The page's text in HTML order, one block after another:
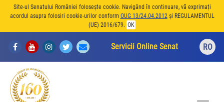
Site-ul Senatului României folosește cookie. Navigând în continuare, vă exprimați
acordul asupra folosiri cookie-urilor conform OUG 13/24.04.2012și REGULAMENTUL
(UE) 2016/679. OK
Servicii Online Senat RO